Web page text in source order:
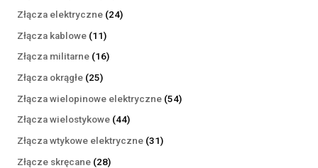
produkty
Złącza elektryczne 2424
Złącza kablowe 1111
produktów
Złącza militarne 1616
Złącza okrągłe 2525
produktów
Złącza wielopinowe elektryczne 5454
Złącza wielostykowe 4444
produkty
Złącza wtykowe elektryczne 3131
Złącze skręcane 2828